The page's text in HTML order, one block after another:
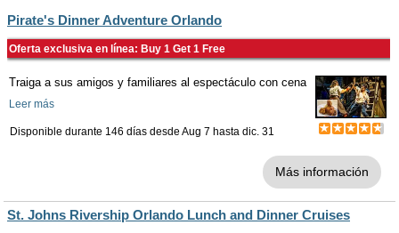
Pirate's Dinner Adventure Orlando
Oferta exclusiva en línea: Buy 1 Get 1 Free
Traiga a sus amigos y familiares al espectáculo con cena
Leer más
Disponible durante 146 días desde Aug 7 hasta dic. 31
Más información
St. Johns Rivership Orlando Lunch and Dinner Cruises